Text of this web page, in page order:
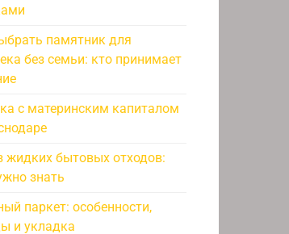
памятник для
без семьи: кто принимает
с материнским капиталом
жидких бытовых отходов:
знать
паркет: особенности,
и укладка